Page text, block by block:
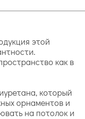
этой
как в
который
орнаментов и
на потолок и